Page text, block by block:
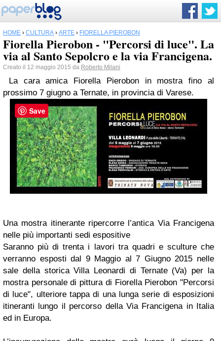
HOME › CULTURA › ARTE › FIORELLA PIEROBON
Fiorella Pierobon - "Percorsi di luce". La
via al Santo Sepolcro e la via Francigena.
Creato il 12 maggio 2015 da Roberto Milani
La cara amica Fiorella Pierobon in mostra fino al
prossimo 7 giugno a Ternate, in provincia di Varese.
Una mostra itinerante ripercorre l’antica Via Francigena
nelle più importanti sedi espositive
Saranno più di trenta i lavori tra quadri e sculture che
verranno esposti dal 9 Maggio al 7 Giugno 2015 nelle
sale della storica Villa Leonardi di Ternate (Va) per la
mostra personale di pittura di Fiorella Pierobon "Percorsi
di luce", ulteriore tappa di una lunga serie di esposizioni
itineranti lungo il percorso della Via Francigena in Italia
ed in Europa.
Save